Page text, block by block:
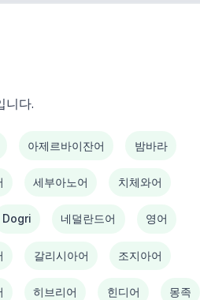
니다.
아제르바이잔어 밤바라
세부아노어 치체와어
Dogri 네덜란드어 영어
갈리시아어 조지아어
히브리어 힌디어 몽족